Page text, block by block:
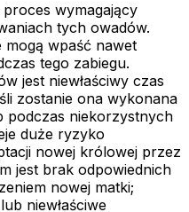
wymagający
tych owadów.
mogą wpaść nawet
tego zabiegu.
jest niewłaściwy czas
zostanie ona wykonana
podczas niekorzystnych
duże ryzyko
nowej królowej przez
jest brak odpowiednich
nowej matki;
niewłaściwe